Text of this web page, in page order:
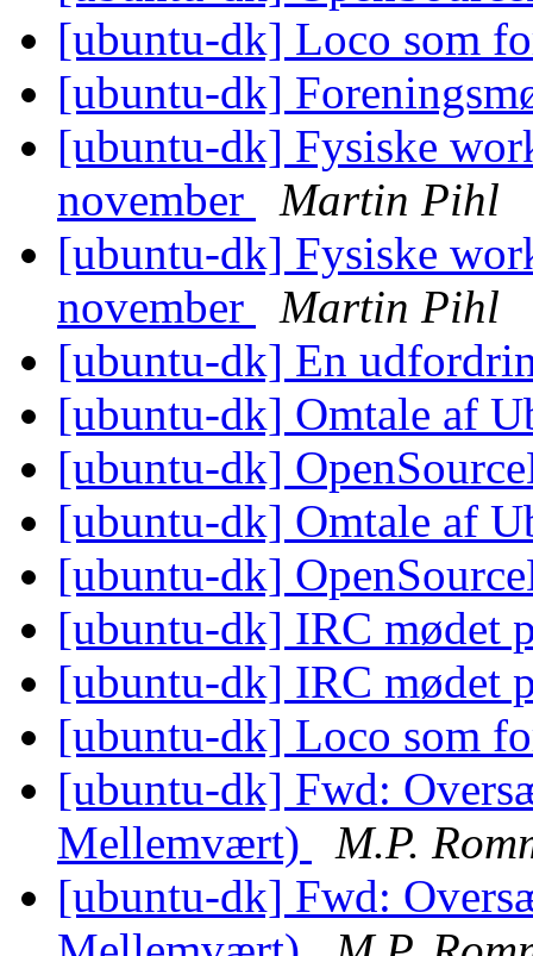
[ubuntu-dk] Loco som
[ubuntu-dk]
[ubuntu-dk] Fysiske
november
Martin Pihl
[ubuntu-dk] Fysiske
november
Martin Pihl
[ubuntu-dk] En
[ubuntu-dk] Omtale af
[ubuntu-dk]
[ubuntu-dk] Omtale af
[ubuntu-dk]
[ubuntu-dk] IRC mødet
[ubuntu-dk] IRC mødet
[ubuntu-dk] Loco som
[ubuntu-dk] Fwd:
Mellemvært)
M.P.
[ubuntu-dk] Fwd: